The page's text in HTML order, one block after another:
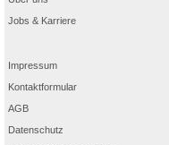
Jobs & Karriere
Impressum
Kontaktformular
AGB
Datenschutz